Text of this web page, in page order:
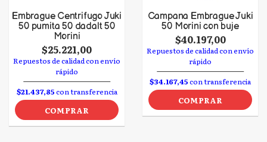
Embrague Centrifugo Juki
50 pumita 50 dadalt 50
Morini
$25.221,00
Repuestos de calidad con envío
rápido
$21.437,85con transferencia
COMPRAR
Campana Embrague Juki
50 Morini con buje
$40.197,00
Repuestos de calidad con envío
rápido
$34.167,45con transferencia
COMPRAR